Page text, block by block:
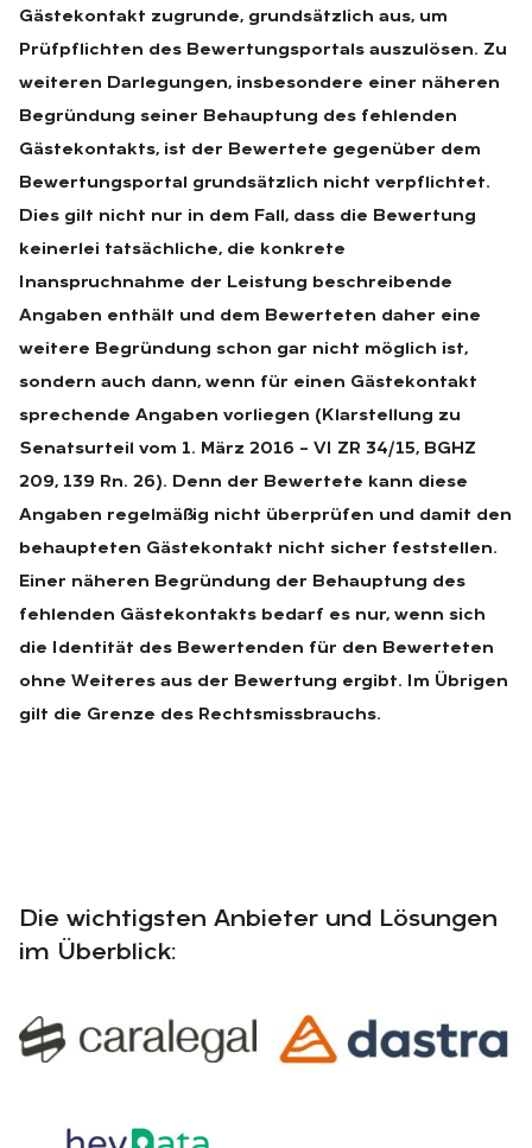
Die wichtigsten Anbieter und Lösungen
im Überblick:
Gästekontakt zugrunde, grundsätzlich aus, um
Prüfpflichten des Bewertungsportals auszulösen. Zu
weiteren Darlegungen, insbesondere einer näheren
Begründung seiner Behauptung des fehlenden
Gästekontakts, ist der Bewertete gegenüber dem
Bewertungsportal grundsätzlich nicht verpflichtet.
Dies gilt nicht nur in dem Fall, dass die Bewertung
keinerlei tatsächliche, die konkrete
Inanspruchnahme der Leistung beschreibende
Angaben enthält und dem Bewerteten daher eine
weitere Begründung schon gar nicht möglich ist,
sondern auch dann, wenn für einen Gästekontakt
sprechende Angaben vorliegen (Klarstellung zu
Senatsurteil vom 1. März 2016 – VI ZR 34/15, BGHZ
209, 139 Rn. 26). Denn der Bewertete kann diese
Angaben regelmäßig nicht überprüfen und damit den
behaupteten Gästekontakt nicht sicher feststellen.
Einer näheren Begründung der Behauptung des
fehlenden Gästekontakts bedarf es nur, wenn sich
die Identität des Bewertenden für den Bewerteten
ohne Weiteres aus der Bewertung ergibt. Im Übrigen
gilt die Grenze des Rechtsmissbrauchs.